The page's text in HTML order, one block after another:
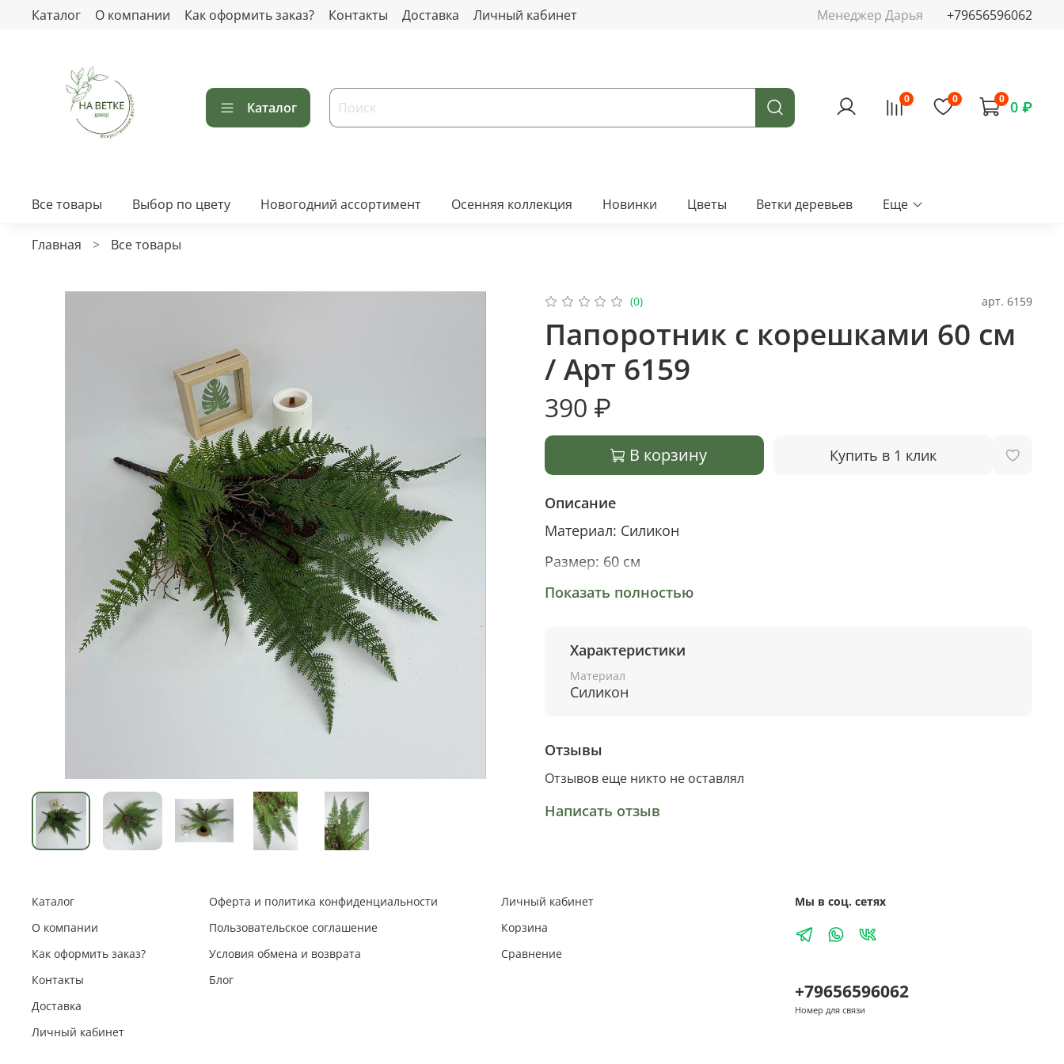
Каталог О компании Как оформить заказ? Контакты Доставка Личный кабинет Менеджер Дарья +79656596062
Каталог
0 0 0 0 ₽
Все товары Выбор по цвету Новогодний ассортимент Осенняя коллекция Новинки Цветы Ветки деревьев Еще
Главная Все товары
(0) арт. 6159
Папоротник с корешками 60 см
/ Арт 6159
390 ₽
В корзину Купить в 1 клик
Описание
Материал: Силикон
Размер: 60 см
12 листьев
Показать полностью
Характеристики
Материал
Силикон
Отзывы
Отзывов еще никто не оставлял
Написать отзыв
Каталог
О компании
Как оформить заказ?
Контакты
Доставка
Личный кабинет
Оферта и политика конфиденциальности
Пользовательское соглашение
Условия обмена и возврата
Блог
Личный кабинет
Корзина
Сравнение
Мы в соц. сетях
+79656596062
Номер для связи